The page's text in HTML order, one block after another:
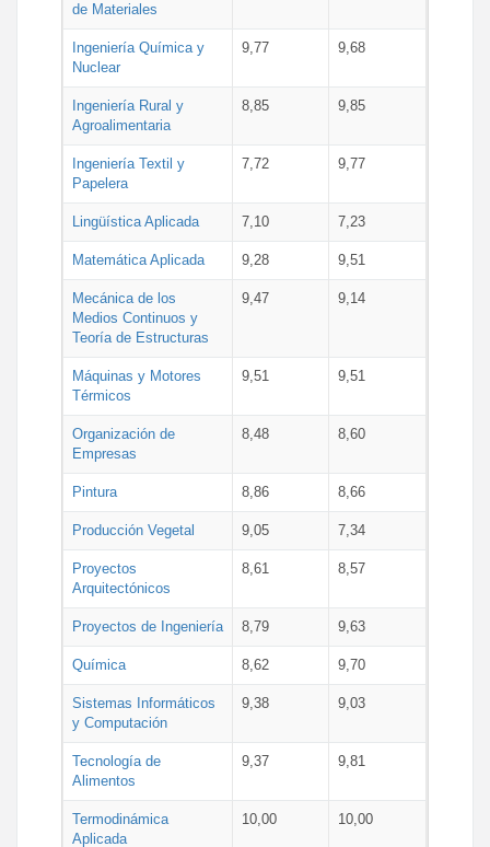
de Materiales
Ingeniería Química y
Nuclear
9,77 9,68
Ingeniería Rural y
Agroalimentaria
8,85 9,85
Ingeniería Textil y
Papelera
7,72 9,77
Lingüística Aplicada 7,10 7,23
Matemática Aplicada 9,28 9,51
Mecánica de los
Medios Continuos y
Teoría de Estructuras
9,47 9,14
Máquinas y Motores
Térmicos
9,51 9,51
Organización de
Empresas
8,48 8,60
Pintura 8,86 8,66
Producción Vegetal 9,05 7,34
Proyectos
Arquitectónicos
8,61 8,57
Proyectos de Ingeniería 8,79 9,63
Química 8,62 9,70
Sistemas Informáticos
y Computación
9,38 9,03
Tecnología de
Alimentos
9,37 9,81
Termodinámica
Aplicada
10,00 10,00